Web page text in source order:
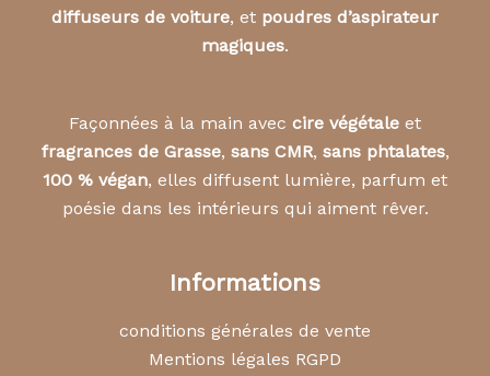
diffuseurs de voiture, et poudres d’aspirateur
magiques.
Façonnées à la main avec cire végétale et
fragrances de Grasse, sans CMR, sans phtalates,
100 % végan, elles diffusent lumière, parfum et
poésie dans les intérieurs qui aiment rêver.
Informations
conditions générales de vente
Mentions légales RGPD